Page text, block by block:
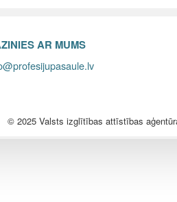
AR MUMS
© 2025 Valsts izglītības attīstības